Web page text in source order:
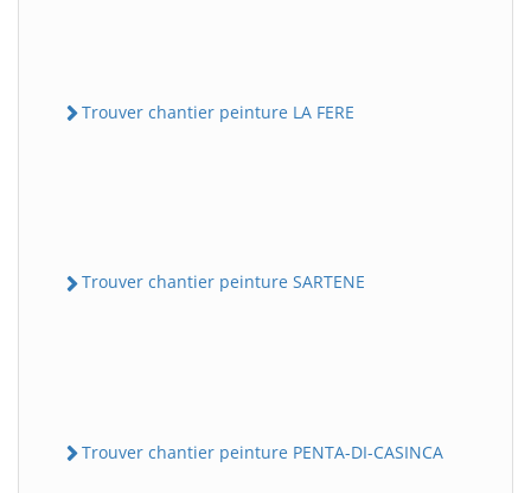
Trouver chantier peinture LA FERE
Trouver chantier peinture SARTENE
Trouver chantier peinture PENTA-DI-CASINCA